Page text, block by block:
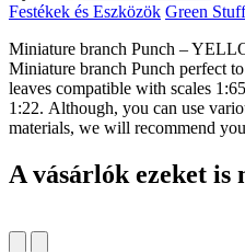
Festékek és Eszközök Green
Miniature branch Punch –
Miniature branch Punch perfect
leaves compatible with scales
1:22. Although, you can use
materials, we will recommend
A vásárlók ezeket is